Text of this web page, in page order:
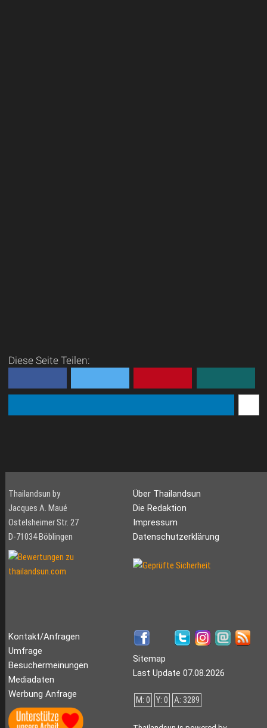
Diese Seite Teilen:
Thailandsun by
Jacques A. Maué
Ostelsheimer Str. 27
D-71034 Böblingen
Über Thailandsun
Die Redaktion
Impressum
Datenschutzerklärung
Kontakt/Anfragen
Umfrage
Besuchermeinungen
Mediadaten
Werbung Anfrage
Sitemap
Last Update 07.08.2026
M: 0 Y: 0 A: 3289